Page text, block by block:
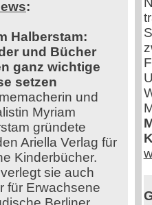
:
Halberstam:
und Bücher
ganz wichtige
setzen
und
Myriam
gründete
Ariella Verlag für
Kinderbücher.
sie auch
für Erwachsene